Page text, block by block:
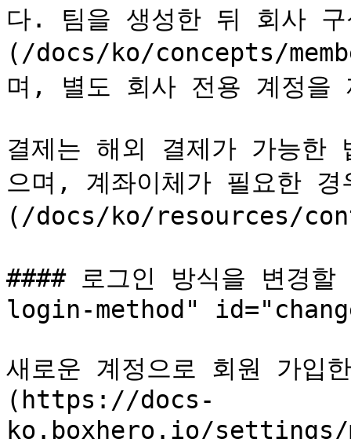
다. 팀을 생성한 뒤 회사
(/docs/ko/concepts/
며, 별도 회사 전용 계정을
결제는 해외 결제가 가능한
으며, 계좌이체가 필요한
(/docs/ko/resources/
#### 로그인 방식을 변경
login-method"
새로운 계정으로 회원 가
(https://docs-
ko.boxhero.io/settings/